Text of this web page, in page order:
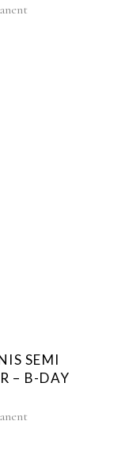
SEMI
– B-DAY